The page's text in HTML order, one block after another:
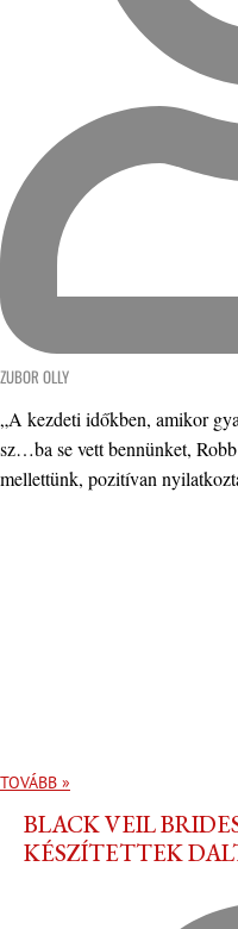
ZUBOR OLLY
„A kezdeti időkben, amikor
sz…ba se vett bennünket,
mellettünk, pozitívan
TOVÁBB »
BLACK VEIL
KÉSZÍTETTEK